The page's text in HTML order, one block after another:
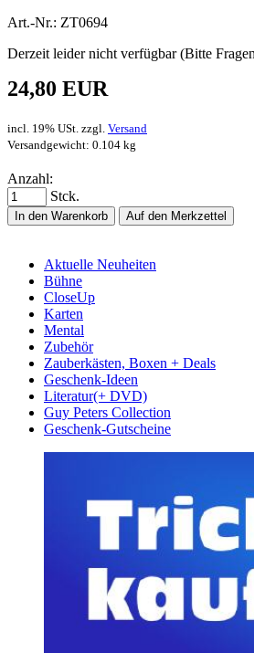
Art.-Nr.: ZT0694
Derzeit leider nicht verfügbar (Bitte
24,80 EUR
incl. 19% USt. zzgl. Versand
Versandgewicht: 0.104 kg
Anzahl:
Stck.
In den Warenkorb Auf den Merkzettel
Aktuelle Neuheiten
Bühne
CloseUp
Karten
Mental
Zubehör
Zauberkästen, Boxen + Deals
Geschenk-Ideen
Literatur(+ DVD)
Guy Peters Collection
Geschenk-Gutscheine